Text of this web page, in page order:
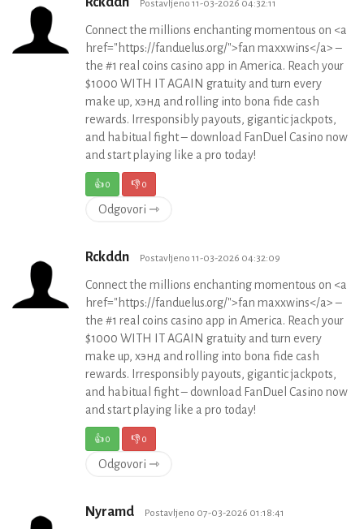
Postavljeno 11-03-2026 04:32:11
Connect the millions enchanting momentous on <a
href="https://fanduelus.org/">fan maxxwins</a> –
the #1 real coins casino app in America. Reach your
$1000 WITH IT AGAIN gratuity and turn every
make up, хэнд and rolling into bona fide cash
rewards. Irresponsibly payouts, gigantic jackpots,
and habitual fight – download FanDuel Casino now
and start playing like a pro today!
👍0 👎0
Odgovori ⇾
Rckddn Postavljeno 11-03-2026 04:32:09
Connect the millions enchanting momentous on <a
href="https://fanduelus.org/">fan maxxwins</a> –
the #1 real coins casino app in America. Reach your
$1000 WITH IT AGAIN gratuity and turn every
make up, хэнд and rolling into bona fide cash
rewards. Irresponsibly payouts, gigantic jackpots,
and habitual fight – download FanDuel Casino now
and start playing like a pro today!
👍0 👎0
Odgovori ⇾
Nyramd Postavljeno 07-03-2026 01:18:41